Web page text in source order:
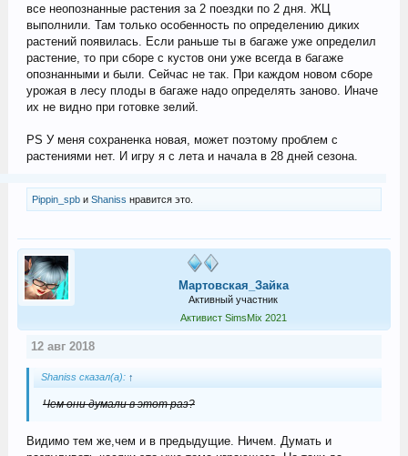
все неопознанные растения за 2 поездки по 2 дня. ЖЦ
выполнили. Там только особенность по определению диких
растений появилась. Если раньше ты в багаже уже определил
растение, то при сборе с кустов они уже всегда в багаже
опознанными и были. Сейчас не так. При каждом новом сборе
урожая в лесу плоды в багаже надо определять заново. Иначе
их не видно при готовке зелий.
PS У меня сохраненка новая, может поэтому проблем с
растениями нет. И игру я с лета и начала в 28 дней сезона.
Pippin_spbи Shaniss нравится это.
Мартовская_Зайка
Активный участник
Активист SimsMix 2021
12 авг 2018
Shaniss сказал(а): ↑
Чем они думали в этот раз?
Видимо тем же,чем и в предыдущие. Ничем. Думать и